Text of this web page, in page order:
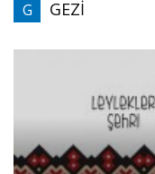
G GEZİ